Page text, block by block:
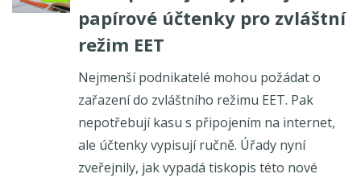
papírové účtenky pro zvláštní
režim EET
Nejmenší podnikatelé mohou požádat o
zařazení do zvláštního režimu EET. Pak
nepotřebují kasu s připojením na internet,
ale účtenky vypisují ručně. Úřady nyní
zveřejnily, jak vypadá tiskopis této nové